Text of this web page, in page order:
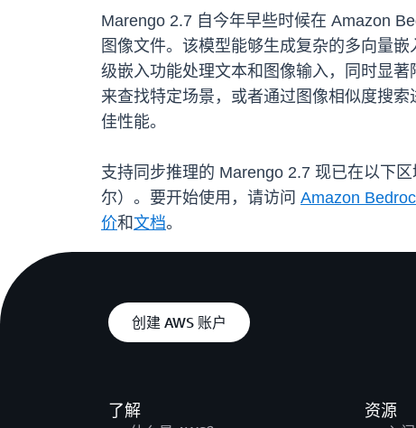
Marengo 2.7 自今年早些时候在 Amazon
图像文件。该模型能够生成复杂的多向量
级嵌入功能处理文本和图像输入，同时显
来查找特定场景，或者通过图像相似度搜
佳性能。
支持同步推理的 Marengo 2.7 现已在以下
尔）。要开始使用，请访问 Amazon
价和文档。
创建 AWS 账户
了解 资源